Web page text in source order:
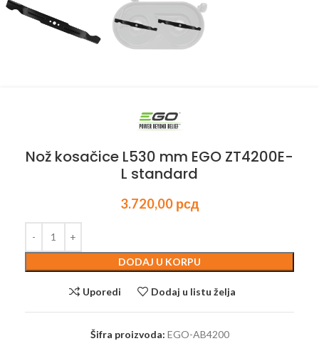
Nož kosačice L530 mm EGO ZT4200E-
L standard
3.720,00 рсд
DODAJ U KORPU
Uporedi Dodaj u listu želja
Šifra proizvoda: EGO-AB4200